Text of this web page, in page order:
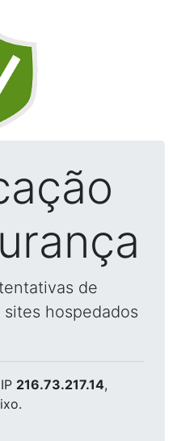
de
hospedados
216.73.217.14,